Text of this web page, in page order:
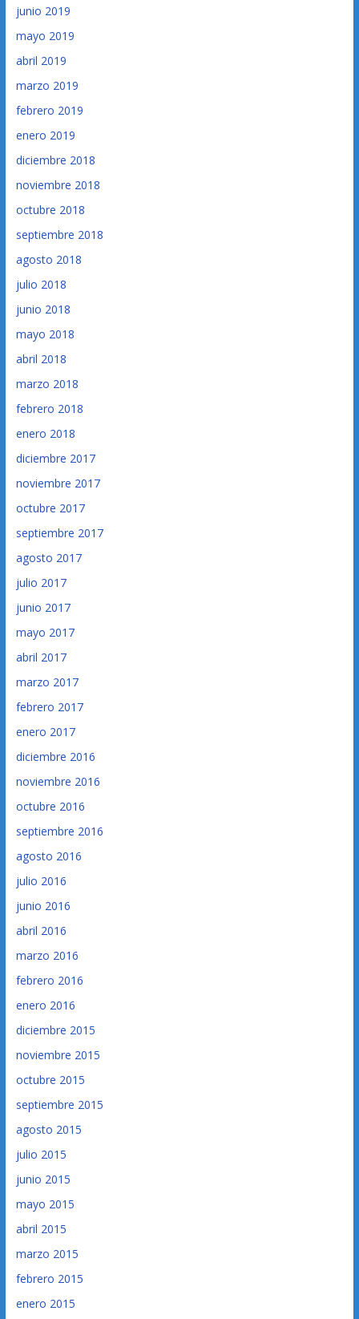
junio 2019
mayo 2019
abril 2019
marzo 2019
febrero 2019
enero 2019
diciembre 2018
noviembre 2018
octubre 2018
septiembre 2018
agosto 2018
julio 2018
junio 2018
mayo 2018
abril 2018
marzo 2018
febrero 2018
enero 2018
diciembre 2017
noviembre 2017
octubre 2017
septiembre 2017
agosto 2017
julio 2017
junio 2017
mayo 2017
abril 2017
marzo 2017
febrero 2017
enero 2017
diciembre 2016
noviembre 2016
octubre 2016
septiembre 2016
agosto 2016
julio 2016
junio 2016
abril 2016
marzo 2016
febrero 2016
enero 2016
diciembre 2015
noviembre 2015
octubre 2015
septiembre 2015
agosto 2015
julio 2015
junio 2015
mayo 2015
abril 2015
marzo 2015
febrero 2015
enero 2015